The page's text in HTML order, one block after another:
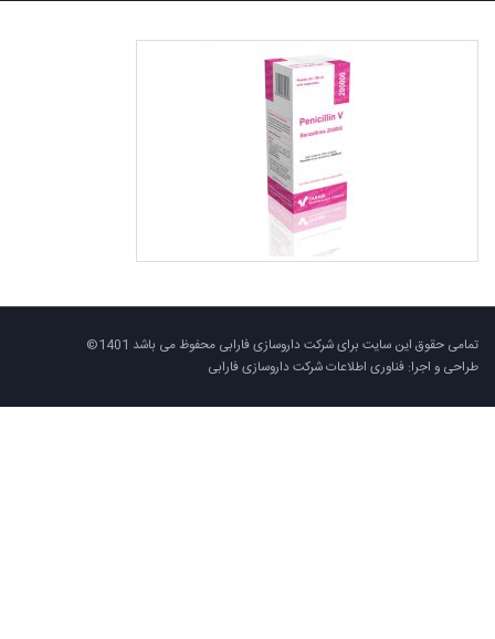
تمامی حقوق این سایت برای شرکت داروسازی فارابی محفوظ می باشد 1401©
طراحی و اجرا: فناوری اطلاعات شرکت داروسازی فارابی